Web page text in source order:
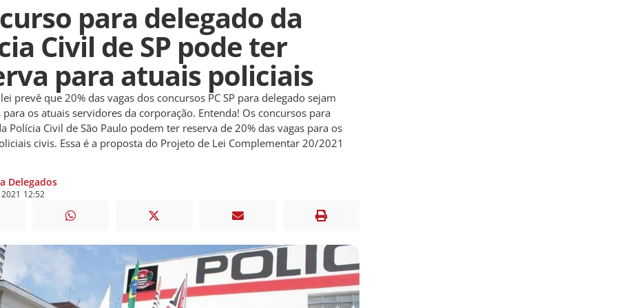
para delegado da
Civil de SP pode ter
para atuais policiais
prevê que 20% das vagas dos concursos PC SP para delegado sejam
para os atuais servidores da corporação. Entenda! Os concursos para
Polícia Civil de São Paulo podem ter reserva de 20% das vagas para os
civis. Essa é a proposta do Projeto de Lei Complementar 20/2021
Delegados
2021 12:52